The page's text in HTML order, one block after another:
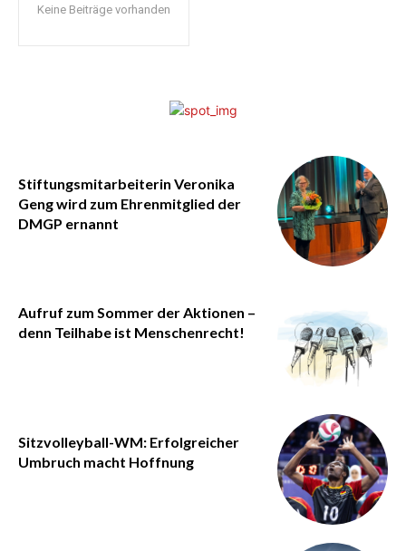
Keine Beiträge vorhanden
Stiftungsmitarbeiterin Veronika
Geng wird zum Ehrenmitglied der
DMGP ernannt
Aufruf zum Sommer der Aktionen –
denn Teilhabe ist Menschenrecht!
Sitzvolleyball-WM: Erfolgreicher
Umbruch macht Hoffnung